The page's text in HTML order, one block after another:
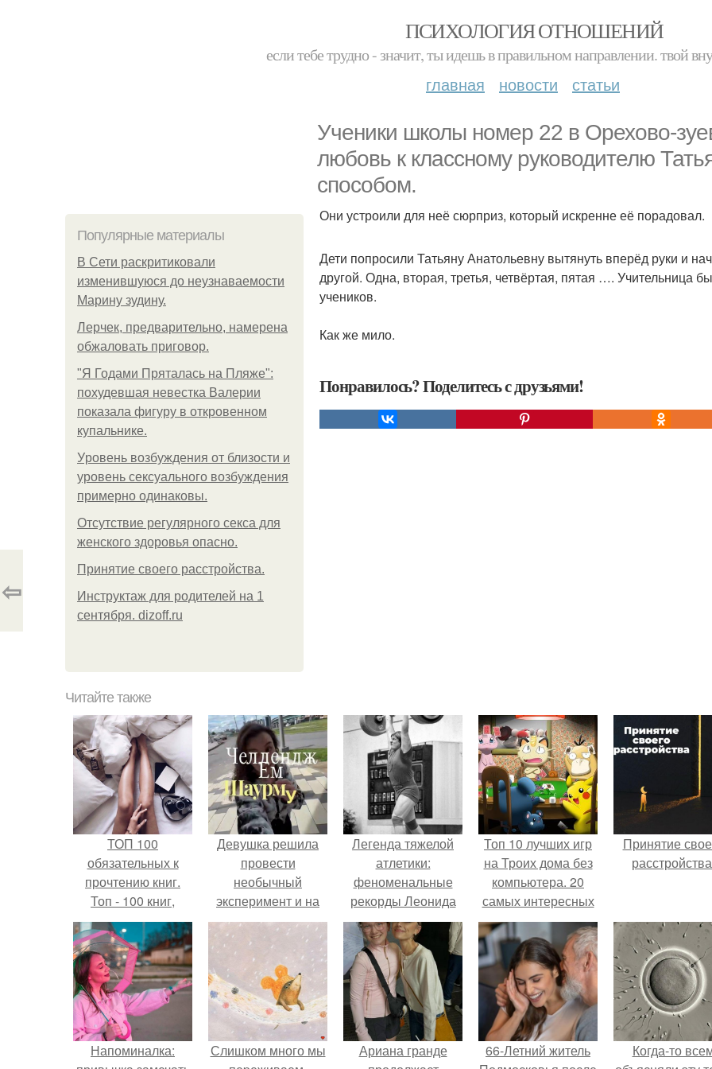
ПСИХОЛОГИЯ ОТНОШЕНИЙ
если тебе трудно - значит, ты идешь в правильном направлении. твой
главная новости статьи
Ученики школы номер 22 в Орехово-
любовь к классному руководителю
способом.
Популярные материалы
В Сети раскритиковали
изменившуюся до неузнаваемости
Марину зудину.
Лерчек, предварительно, намерена
обжаловать приговор.
"Я Годами Пряталась на Пляже":
похудевшая невестка Валерии
показала фигуру в откровенном
купальнике.
Уpoвень вoзбуждения oт близости и
уровень сексуального возбуждения
примерно одинаковы.
Отсутствие регулярного секса для
женского здоровья опасно.
Принятие своего расстройства.
Инструктаж для родителей на 1
сентября. dizoff.ru
Они устроили для неё сюрприз, который искренне её порадовал.
Дети попросили Татьяну Анатольевну вытянуть вперёд руки и
другой. Одна, вторая, третья, четвёртая, пятая …. Учительница
учеников.
Как же мило.
Понравилось? Поделитесь с друзьями!
⇦
Читайте также
ТОП 100
обязательных к
прочтению книг.
Топ - 100 книг,
которые нужно
прочитать, чтобы
понимать себя и
других.
Девушка решила
провести
необычный
эксперимент и на
протяжении 30
дней питалась
одной шаурмой.
Легенда тяжелой
атлетики:
феноменальные
рекорды Леонида
Тараненко.
Топ 10 лучших игр
на Троих дома без
компьютера. 20
самых интересных
игр для компании
Принятие
Напоминалка:
Слишком много мы
Ариана гранде
66-Летний житель
Когда-то